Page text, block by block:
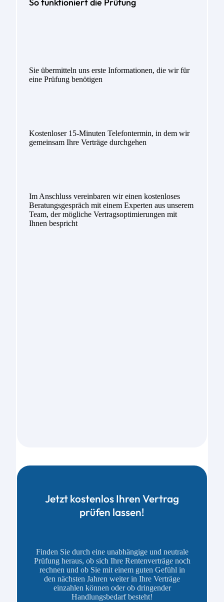
So funktioniert die Prüfung
Sie übermitteln uns erste Informationen, die wir für
eine Prüfung benötigen
Kostenloser 15-Minuten Telefontermin, in dem wir
gemeinsam Ihre Verträge durchgehen
Im Anschluss vereinbaren wir einen kostenloses
Beratungsgespräch mit einem Experten aus unserem
Team, der mögliche Vertragsoptimierungen mit
Ihnen bespricht
Jetzt kostenlos Ihren Vertrag
prüfen lassen!
Finden Sie durch eine unabhängige und neutrale
Prüfung heraus, ob sich Ihre Rentenverträge noch
rechnen und ob Sie mit einem guten Gefühl in
den nächsten Jahren weiter in Ihre Verträge
einzahlen können oder ob dringender
Handlungsbedarf besteht!